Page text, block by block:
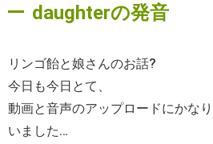
daughterの発音
リンゴ飴と娘さんのお話?
今日も今日とて、
動画と音声のアップロードにかな
いました…